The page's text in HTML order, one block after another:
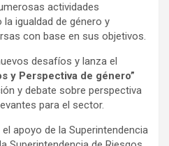
actividades
igualdad de género y
con base en sus objetivos.
desafíos y lanza el
y Perspectiva de género”
y debate sobre perspectiva
para el sector.
apoyo de la Superintendencia